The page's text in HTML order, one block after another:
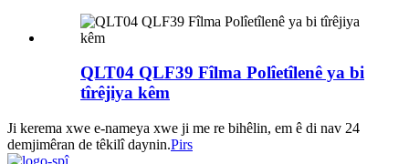
QLT04 QLF39 Fîlma Polîetîlenê ya bi
tîrêjiya kêm
Ji kerema xwe e-nameya xwe ji me re bihêlin, em ê di nav 24
demjimêran de têkilî daynin.Pirs